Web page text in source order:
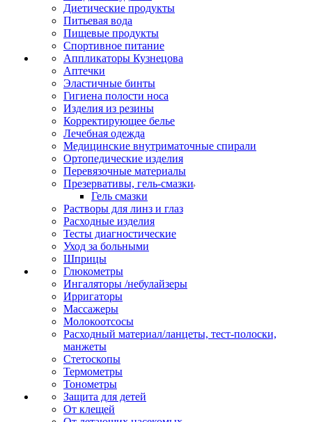
Диетические продукты
Питьевая вода
Пищевые продукты
Спортивное питание
Аппликаторы Кузнецова
Аптечки
Эластичные бинты
Гигиена полости носа
Изделия из резины
Корректирующее белье
Лечебная одежда
Медицинские внутриматочные спирали
Ортопедические изделия
Перевязочные материалы
Презервативы, гель-смазки
Гель смазки
Растворы для линз и глаз
Расходные изделия
Тесты диагностические
Уход за больными
Шприцы
Глюкометры
Ингаляторы /небулайзеры
Ирригаторы
Массажеры
Молокоотсосы
Расходный материал/ланцеты, тест-полоски,
манжеты
Стетоскопы
Термометры
Тонометры
Защита для детей
От клещей